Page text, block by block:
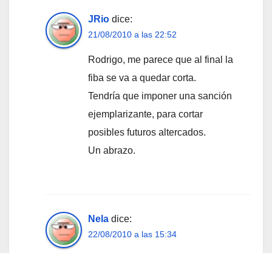
JRio dice:
21/08/2010 a las 22:52
Rodrigo, me parece que al final la
fiba se va a quedar corta.
Tendría que imponer una sanción
ejemplarizante, para cortar
posibles futuros altercados.
Un abrazo.
Nela dice:
22/08/2010 a las 15:34